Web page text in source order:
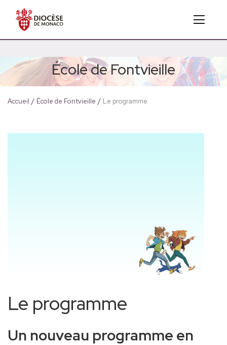
École de Fontvieille
Accueil / École de Fontvieille / Le programme
Le programme
Un nouveau programme en